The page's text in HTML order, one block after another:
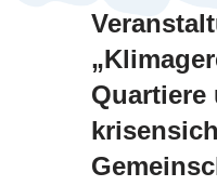
„
Quartiere